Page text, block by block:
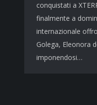
conquistati a
finalmente a
internazionale
Golega, Eleonora
imponendosi…